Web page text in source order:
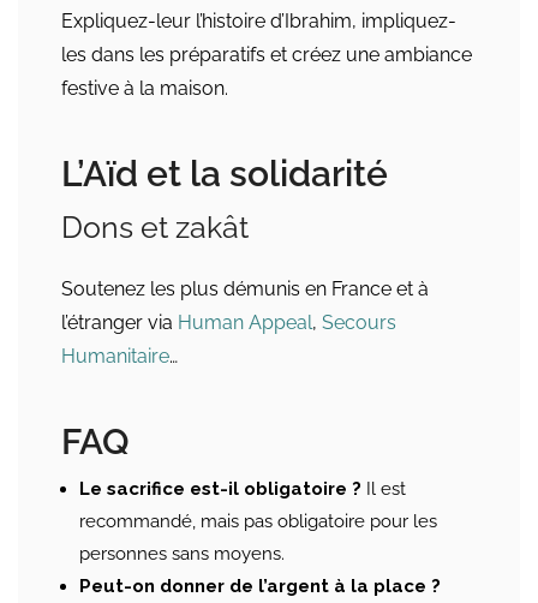
Expliquez-leur l’histoire d’Ibrahim, impliquez-
les dans les préparatifs et créez une ambiance
festive à la maison.
L’Aïd et la solidarité
Dons et zakât
Soutenez les plus démunis en France et à
l’étranger via Human Appeal, Secours
Humanitaire…
FAQ
Le sacrifice est-il obligatoire ? Il est
recommandé, mais pas obligatoire pour les
personnes sans moyens.
Peut-on donner de l’argent à la place ?